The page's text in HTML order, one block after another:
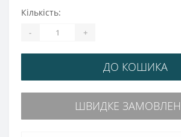
Кількість:
- +
ДО КОШИКА
ШВИДКЕ